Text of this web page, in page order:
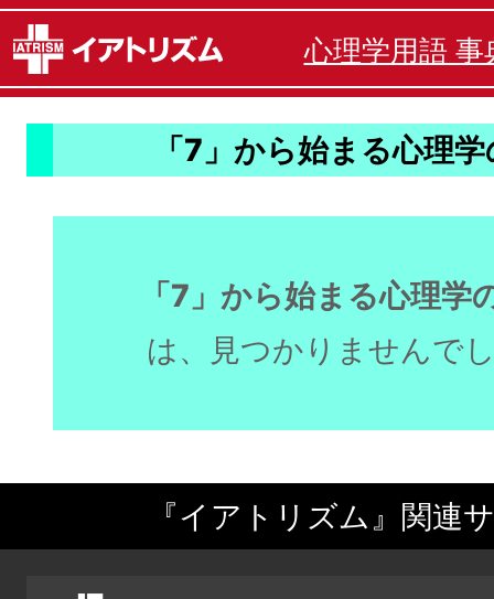
心理学用語 事
「7」から始まる心理
「7」から始まる心理学
は、見つかりませんで
『イアトリズム』関連